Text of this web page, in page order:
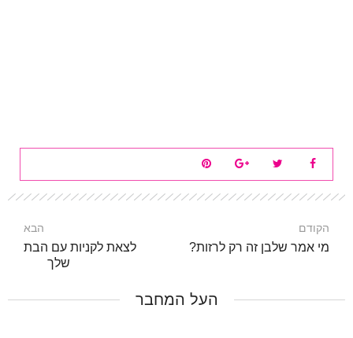
הקודם
מי אמר שלבן זה רק לרזות?
הבא
לצאת לקניות עם הבת
שלך
העל המחבר